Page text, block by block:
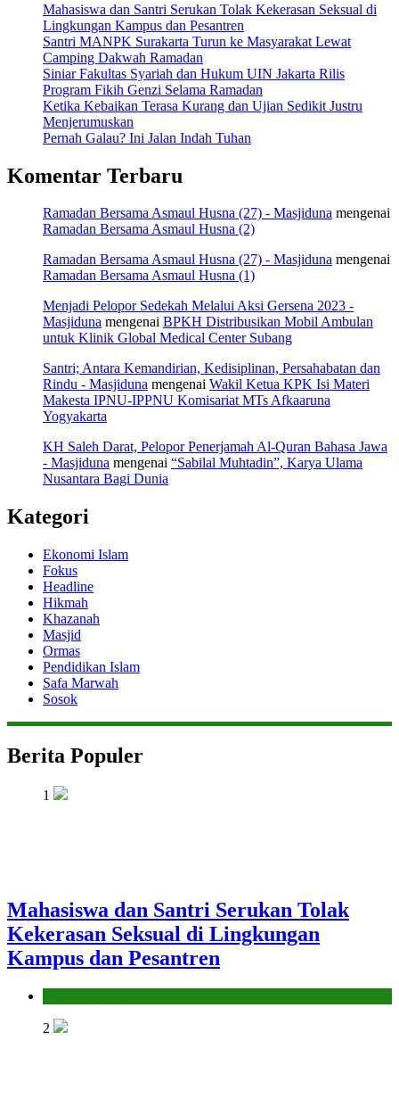
Mahasiswa dan Santri Serukan Tolak Kekerasan Seksual di
Lingkungan Kampus dan Pesantren
Santri MANPK Surakarta Turun ke Masyarakat Lewat
Camping Dakwah Ramadan
Siniar Fakultas Syariah dan Hukum UIN Jakarta Rilis
Program Fikih Genzi Selama Ramadan
Ketika Kebaikan Terasa Kurang dan Ujian Sedikit Justru
Menjerumuskan
Pernah Galau? Ini Jalan Indah Tuhan
Komentar Terbaru
Ramadan Bersama Asmaul Husna (27) - Masjiduna mengenai
Ramadan Bersama Asmaul Husna (2)
Ramadan Bersama Asmaul Husna (27) - Masjiduna mengenai
Ramadan Bersama Asmaul Husna (1)
Menjadi Pelopor Sedekah Melalui Aksi Gersena 2023 -
Masjiduna mengenai BPKH Distribusikan Mobil Ambulan
untuk Klinik Global Medical Center Subang
Santri; Antara Kemandirian, Kedisiplinan, Persahabatan dan
Rindu - Masjiduna mengenai Wakil Ketua KPK Isi Materi
Makesta IPNU-IPPNU Komisariat MTs Afkaaruna
Yogyakarta
KH Saleh Darat, Pelopor Penerjamah Al-Quran Bahasa Jawa
- Masjiduna mengenai “Sabilal Muhtadin”, Karya Ulama
Nusantara Bagi Dunia
Kategori
Ekonomi Islam
Fokus
Headline
Hikmah
Khazanah
Masjid
Ormas
Pendidikan Islam
Safa Marwah
Sosok
Berita Populer
1
Mahasiswa dan Santri Serukan Tolak
Kekerasan Seksual di Lingkungan
Kampus dan Pesantren
2